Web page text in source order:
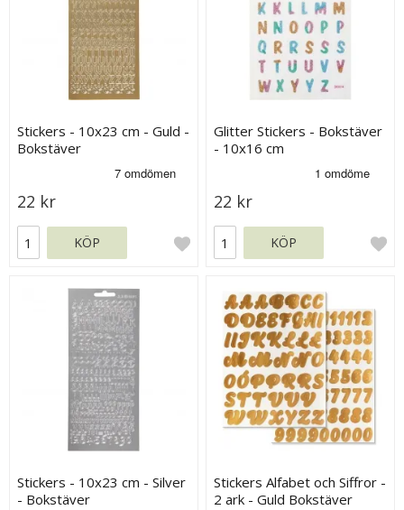
Stickers - 10x23 cm - Guld -
Bokstäver
22 kr
KÖP
Glitter Stickers - Bokstäver
- 10x16 cm
22 kr
KÖP
Stickers - 10x23 cm - Silver
- Bokstäver
Stickers Alfabet och Siffror -
2 ark - Guld Bokstäver